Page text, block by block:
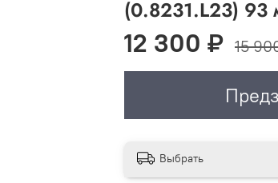
(0.8231.L23) 93
12 300 ₽ 15
Выбрать